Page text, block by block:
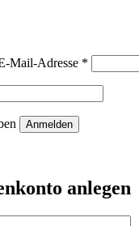
Mail-Adresse *
Anmelden
anlegen